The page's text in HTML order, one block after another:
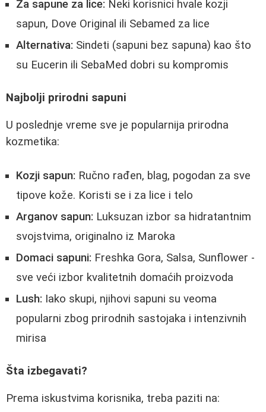
Za sapune za lice: Neki korisnici hvale kozji
sapun, Dove Original ili Sebamed za lice
Alternativa: Sindeti (sapuni bez sapuna) kao što
su Eucerin ili SebaMed dobri su kompromis
Najbolji prirodni sapuni
U poslednje vreme sve je popularnija prirodna
kozmetika:
Kozji sapun: Ručno rađen, blag, pogodan za sve
tipove kože. Koristi se i za lice i telo
Arganov sapun: Luksuzan izbor sa hidratantnim
svojstvima, originalno iz Maroka
Domaci sapuni: Freshka Gora, Salsa, Sunflower -
sve veći izbor kvalitetnih domaćih proizvoda
Lush: Iako skupi, njihovi sapuni su veoma
popularni zbog prirodnih sastojaka i intenzivnih
mirisa
Šta izbegavati?
Prema iskustvima korisnika, treba paziti na: